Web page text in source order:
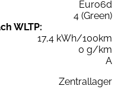
Euro6d
4 (Green)
WLTP:
17,4 kWh/100km
0 g/km
A
Zentrallager